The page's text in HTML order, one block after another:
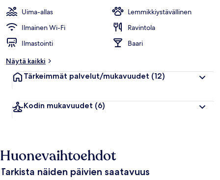
Uima-allas
Lemmikkiystävällinen
Ilmainen Wi-Fi
Ravintola
Ilmastointi
Baari
Näytä kaikki
Tärkeimmät palvelut/mukavuudet (12)
Kodin mukavuudet (6)
Huonevaihtoehdot
Tarkista näiden päivien saatavuus